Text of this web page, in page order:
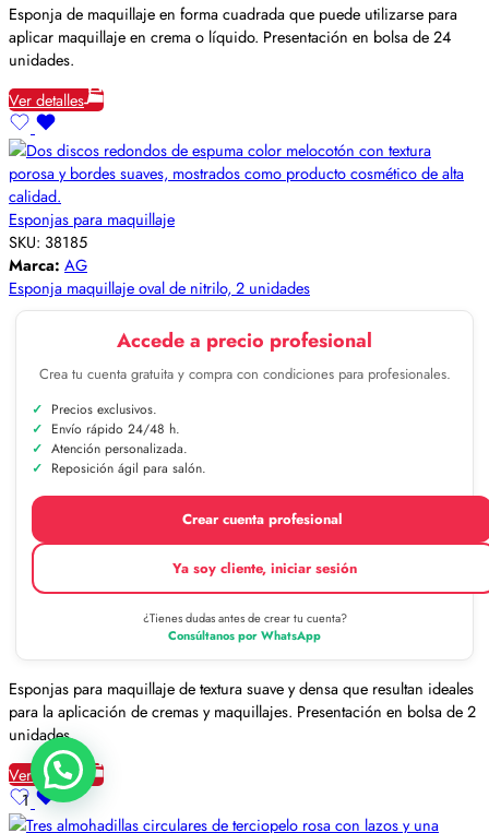
Esponja de maquillaje en forma cuadrada que puede utilizarse para
aplicar maquillaje en crema o líquido. Presentación en bolsa de 24
unidades.
Ver detalles
Esponjas para maquillaje
SKU: 38185
Marca: AG
Esponja maquillaje oval de nitrilo, 2 unidades
Accede a precio profesional
Crea tu cuenta gratuita y compra con condiciones para profesionales.
Precios exclusivos.
Envío rápido 24/48 h.
Atención personalizada.
Reposición ágil para salón.
Crear cuenta profesional
Ya soy cliente, iniciar sesión
¿Tienes dudas antes de crear tu cuenta?
Consúltanos por WhatsApp
Esponjas para maquillaje de textura suave y densa que resultan ideales
para la aplicación de cremas y maquillajes. Presentación en bolsa de 2
unidades.
Ver detalles
1